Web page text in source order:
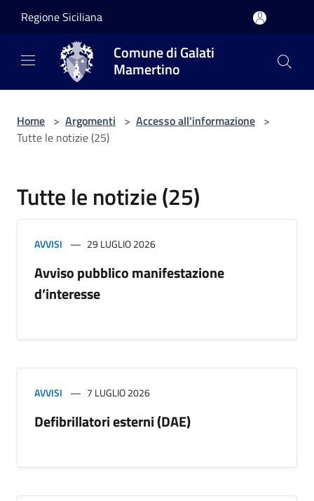
Regione Siciliana
Comune di Galati
Mamertino
Home > Argomenti > Accesso all'informazione >
Tutte le notizie (25)
Tutte le notizie (25)
AVVISI 29 LUGLIO 2026
Avviso pubblico manifestazione
d’interesse
AVVISI 7 LUGLIO 2026
Defibrillatori esterni (DAE)